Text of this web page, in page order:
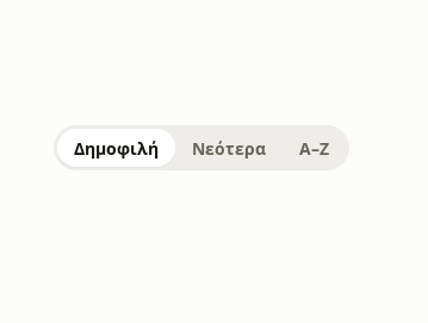
Δημοφιλή Νεότερα A–Z